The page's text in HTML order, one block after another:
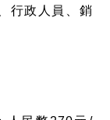
行政人員、銷